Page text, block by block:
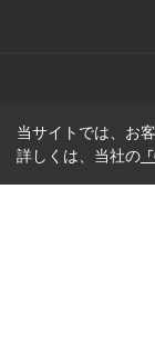
当サイトでは、お
詳しくは、当社の